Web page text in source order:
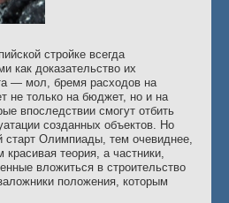
стройке всегда
как доказательство их
— мол, бремя расходов на
не только на бюджет, но и на
впоследствии смогут отбить
созданных объектов. Но
Олимпиады, тем очевиднее,
теория, а частники,
вложиться в строительство
положения, которым